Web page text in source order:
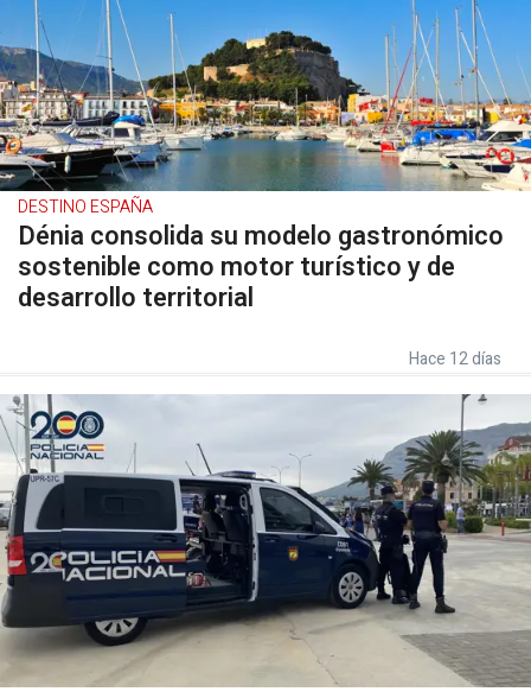
DESTINO ESPAÑA
Dénia consolida su modelo gastronómico
sostenible como motor turístico y de
desarrollo territorial
Hace 12 días